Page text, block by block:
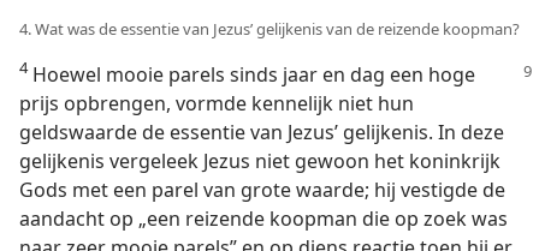
4. Wat was de essentie van Jezus’ gelijkenis van de reizende koopman?
4Hoewel mooie parels sinds jaar en dag een hoge
prijs opbrengen, vormde kennelijk niet hun
geldswaarde de essentie van Jezus’ gelijkenis. In deze
gelijkenis vergeleek Jezus niet gewoon het koninkrijk
Gods met een parel van grote waarde; hij vestigde de
aandacht op „een reizende koopman die op zoek was